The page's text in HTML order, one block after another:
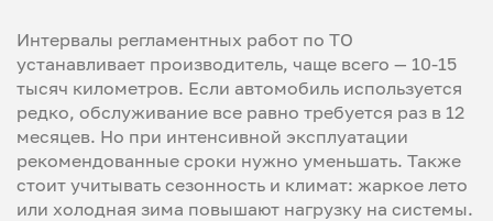
Интервалы регламентных работ по ТО
устанавливает производитель, чаще всего — 10-15
тысяч километров. Если автомобиль используется
редко, обслуживание все равно требуется раз в 12
месяцев. Но при интенсивной эксплуатации
рекомендованные сроки нужно уменьшать. Также
стоит учитывать сезонность и климат: жаркое лето
или холодная зима повышают нагрузку на системы.